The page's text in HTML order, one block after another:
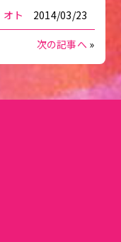
オト 2014/03/23
次の記事へ »